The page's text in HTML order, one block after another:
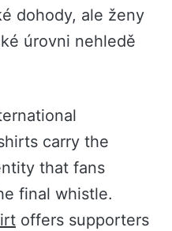
dohody, ale ženy
úrovni nehledě
carry the
that fans
final whistle.
offers supporters